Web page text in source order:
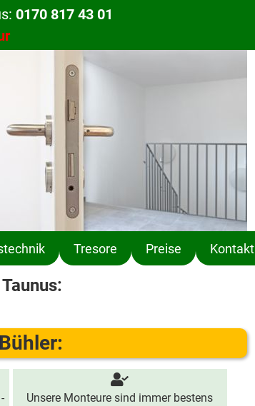
0170 817 43 01
Tresore Preise Kontakt
Unsere Monteure sind immer bestens